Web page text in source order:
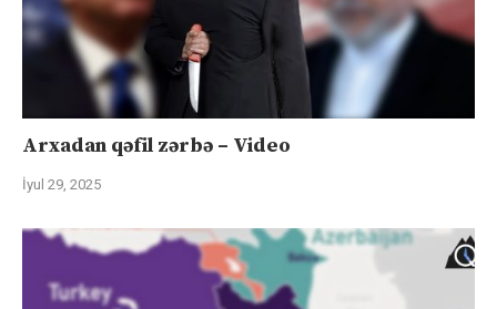
Arxadan qəfil zərbə – Video
İyul 29, 2025